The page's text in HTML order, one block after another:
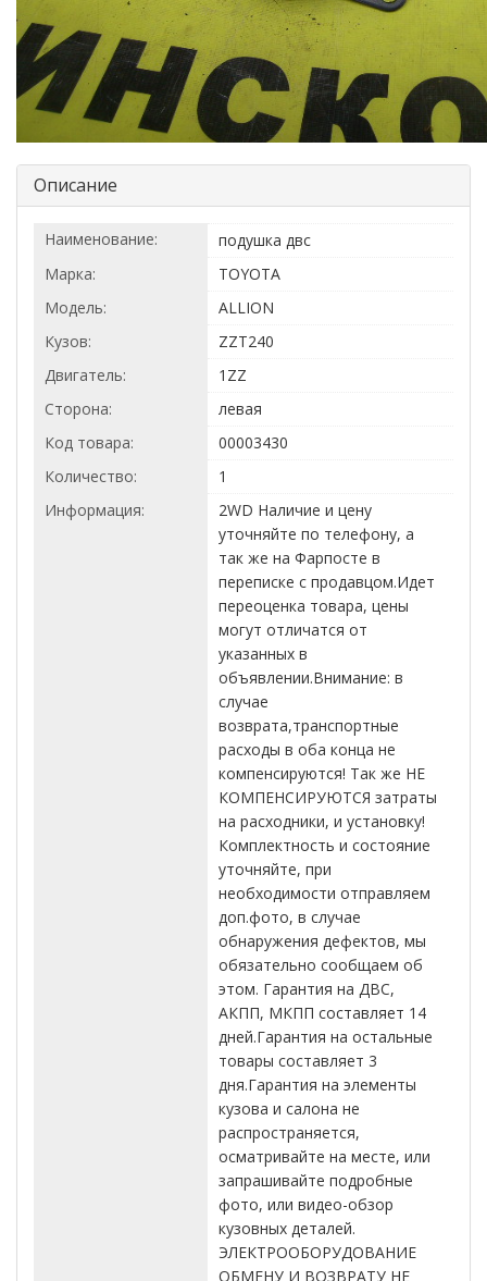
Описание
Наименование:
подушка двс
Марка:
TOYOTA
Модель:
ALLION
Кузов:
ZZT240
Двигатель:
1ZZ
Сторона:
левая
Код товара:
00003430
Количество:
1
Информация:
2WD Наличие и цену
уточняйте по телефону, а
так же на Фарпосте в
переписке с продавцом.Идет
переоценка товара, цены
могут отличатся от
указанных в
объявлении.Внимание: в
случае
возврата,транспортные
расходы в оба конца не
компенсируются! Так же НЕ
КОМПЕНСИРУЮТСЯ затраты
на расходники, и установку!
Комплектность и состояние
уточняйте, при
необходимости отправляем
доп.фото, в случае
обнаружения дефектов, мы
обязательно сообщаем об
этом. Гарантия на ДВС,
АКПП, МКПП составляет 14
дней.Гарантия на остальные
товары составляет 3
дня.Гарантия на элементы
кузова и салона не
распространяется,
осматривайте на месте, или
запрашивайте подробные
фото, или видео-обзор
кузовных деталей.
ЭЛЕКТРООБОРУДОВАНИЕ
ОБМЕНУ И ВОЗВРАТУ НЕ